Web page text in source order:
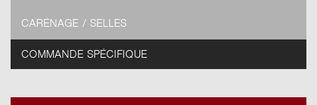
CARÉNAGE / SELLES
COMMANDE SPÉCIFIQUE